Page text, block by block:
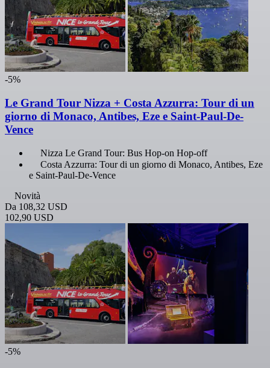
-5%
Le Grand Tour Nizza + Costa Azzurra: Tour di un
giorno di Monaco, Antibes, Eze e Saint-Paul-De-
Vence
Nizza Le Grand Tour: Bus Hop-on Hop-off
Costa Azzurra: Tour di un giorno di Monaco, Antibes, Eze
e Saint-Paul-De-Vence
Novità
Da 108,32 USD
102,90 USD
-5%